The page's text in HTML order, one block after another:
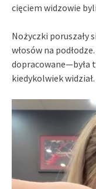
cięciem widzowie
Nożyczki poruszały
włosów na
dopracowane—była
kiedykolwiek widział.